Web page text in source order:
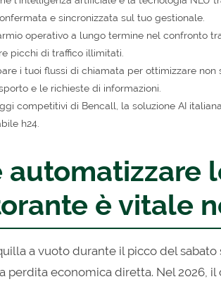
e sincronizzata sul tuo gestionale.
operativo a lungo termine nel confronto
picchi di traffico illimitati.
i tuoi flussi di chiamata per ottimizzare
e le richieste di informazioni.
competitivi di Bencall, la soluzione AI
h24.
automatizzare
è vitale
a vuoto durante il picco del
perdita economica diretta. Nel 2026,